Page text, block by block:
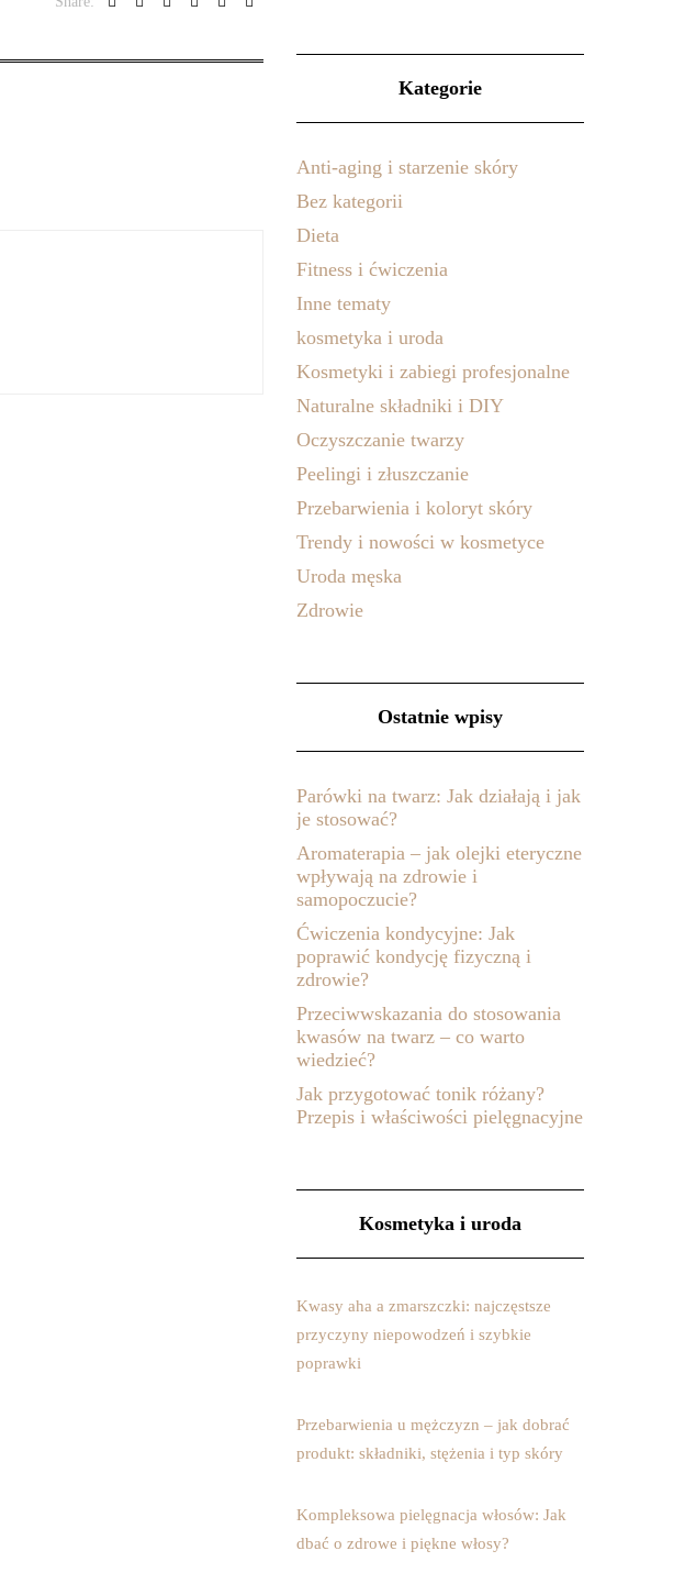
Kategorie
Anti-aging i starzenie skóry
Bez kategorii
Dieta
Fitness i ćwiczenia
Inne tematy
kosmetyka i uroda
Kosmetyki i zabiegi profesjonalne
Naturalne składniki i DIY
Oczyszczanie twarzy
Peelingi i złuszczanie
Przebarwienia i koloryt skóry
Trendy i nowości w kosmetyce
Uroda męska
Zdrowie
Ostatnie wpisy
Parówki na twarz: Jak działają i jak
je stosować?
Aromaterapia – jak olejki eteryczne
wpływają na zdrowie i
samopoczucie?
Ćwiczenia kondycyjne: Jak
poprawić kondycję fizyczną i
zdrowie?
Przeciwwskazania do stosowania
kwasów na twarz – co warto
wiedzieć?
Jak przygotować tonik różany?
Przepis i właściwości pielęgnacyjne
Kosmetyka i uroda
Kwasy aha a zmarszczki: najczęstsze
przyczyny niepowodzeń i szybkie
poprawki
Przebarwienia u mężczyzn – jak dobrać
produkt: składniki, stężenia i typ skóry
Kompleksowa pielęgnacja włosów: Jak
dbać o zdrowe i piękne włosy?